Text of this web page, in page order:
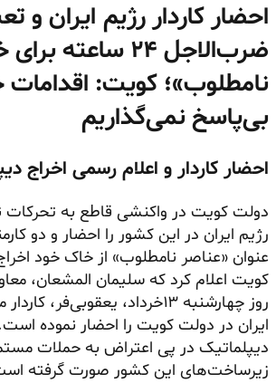
احضار کاردار رژیم ایران و
ضرب‌الاجل ۲۴
نامطلوب»؛ کویت: اقدامات
بی‌پاسخ نمی‌گذاریم
احضار کاردار و اعلام رسمی اخراج
دولت کویت در واکنشی قاطع به تحرکات
رژیم ایران در این کشور را احضار و دو
عنوان «عناصر نامطلوب» از خاک خود
کویت اعلام کرد که سلیمان المشعان،
روز چهارشنبه ۱۳خرداد،
ایران در دولت کویت را احضار نموده
دیپلماتیک در پی اعتراض به حملات
زیرساخت‌های این کشور صورت گرفته